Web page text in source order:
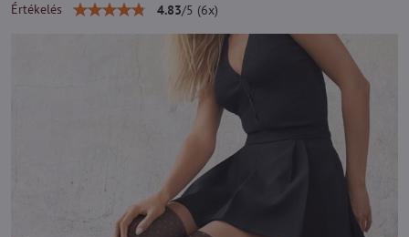
Értékelés 4.83/5 (6x)